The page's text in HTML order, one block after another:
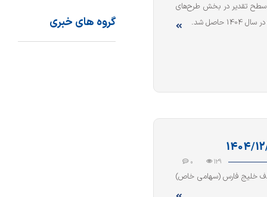
سطح تقدیر در بخش طرح‌های
شد.
129
0
منتهی به 1404/12/29شرکت پتروشیمی صدف خلیج فارس (سهامی خاص)
گروه های خبری